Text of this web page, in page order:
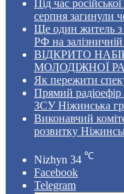
Під час
серпня загинули
Ще один житель з
РФ на залізничній
ВІДКРИТО
МОЛОДІЖНОЇ
Як пережити
Прямий
ЗСУ Ніжинська
Виконавчий
розвитку
Nizhyn 34 ℃
Facebook
Telegram